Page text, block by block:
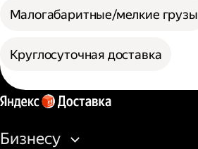
Малогабаритные/мелкие грузы
Круглосуточная доставка
Бизнесу